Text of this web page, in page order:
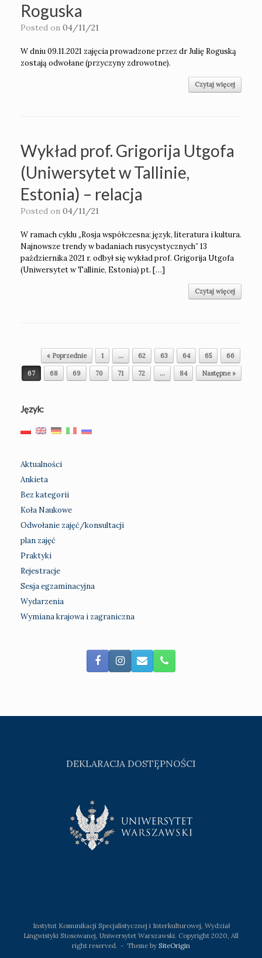
Roguska
Posted on 04/11/21
W dniu 09.11.2021 zajęcia prowadzone przez dr Julię Roguską
zostają odwołane (przyczyny zdrowotne).
Czytaj więcej
Wykład prof. Grigorija Utgofa
(Uniwersytet w Tallinie,
Estonia) – relacja
Posted on 04/11/21
W ramach cyklu „Rosja współczesna: język, literatura i kultura.
Najnowsze trendy w badaniach rusycystycznych” 13
października 2021 r. odbył się wykład prof. Grigorija Utgofa
(Uniwersytet w Tallinie, Estonia) pt. […]
Czytaj więcej
Post navigation
« Poprzednie 1 … 62 63 64 65 66
67 68 69 70 71 72 … 84 Następne »
Język:
Aktualności
Ankieta
Bez kategorii
Koła Naukowe
Odwołanie zajęć/konsultacji
plan zajęć
Praktyki
Rejestracje
Sesja egzaminacyjna
Wydarzenia
Wymiana krajowa i zagraniczna
DEKLARACJA DOSTĘPNOŚCI
Instytut Komunikacji Specjalistycznej i Interkulturowej, Wydział
Lingwistyki Stosowanej, Uniwersytet Warszawski. Copyright 2020, All
right reserved.
Theme by SiteOrigin